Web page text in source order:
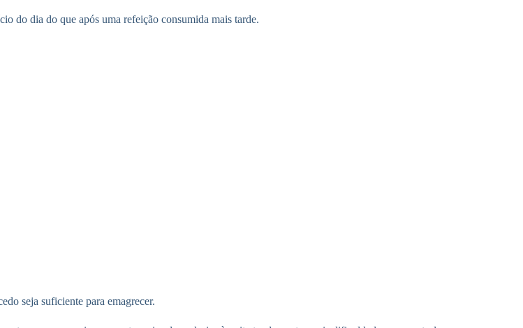
do dia do que após uma refeição consumida mais tarde.
seja suficiente para emagrecer.